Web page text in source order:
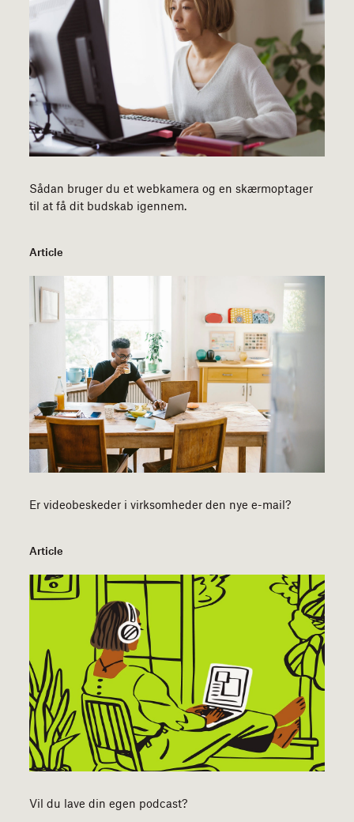
Sådan bruger du et webkamera og en skærmoptager
til at få dit budskab igennem.
Article
Er videobeskeder i virksomheder den nye e-mail?
Article
Vil du lave din egen podcast?